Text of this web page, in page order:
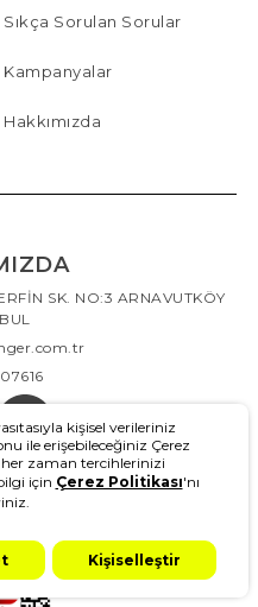
Sıkça Sorulan Sorular
Kampanyalar
Hakkımızda
SK. NO:3 ARNAVUTKÖY
kişisel verileriniz
ile erişebileceğiniz Çerez
zaman tercihlerinizi
için Çerez Politikası'nı
Kişiselleştir